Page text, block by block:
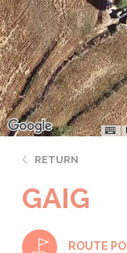
RETURN
GAIG
ROUTE POI